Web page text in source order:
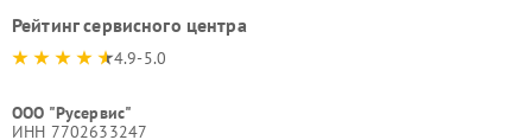
Рейтинг сервисного центра
4.9-5.0
ООО "Русервис"
ИНН 7702633247